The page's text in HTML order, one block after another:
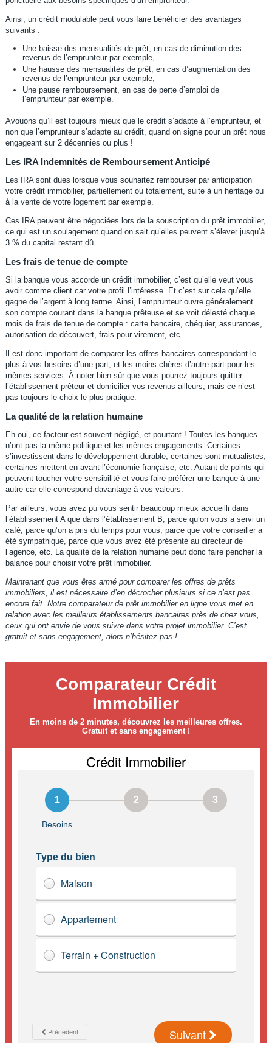
Ainsi, un crédit modulable peut vous faire bénéficier des avantages
suivants :
Une baisse des mensualités de prêt, en cas de diminution des
revenus de l’emprunteur par exemple,
Une hausse des mensualités de prêt, en cas d’augmentation des
revenus de l’emprunteur par exemple,
Une pause remboursement, en cas de perte d’emploi de
l’emprunteur par exemple.
Avouons qu’il est toujours mieux que le crédit s’adapte à l’emprunteur, et
non que l’emprunteur s’adapte au crédit, quand on signe pour un prêt nous
engageant sur 2 décennies ou plus !
Les IRA Indemnités de Remboursement Anticipé
Les IRA sont dues lorsque vous souhaitez rembourser par anticipation
votre crédit immobilier, partiellement ou totalement, suite à un héritage ou
à la vente de votre logement par exemple.
Ces IRA peuvent être négociées lors de la souscription du prêt immobilier,
ce qui est un soulagement quand on sait qu’elles peuvent s’élever jusqu’à
3 % du capital restant dû.
Les frais de tenue de compte
Si la banque vous accorde un crédit immobilier, c’est qu’elle veut vous
avoir comme client car votre profil l’intéresse. Et c’est sur cela qu’elle
gagne de l’argent à long terme. Ainsi, l’emprunteur ouvre généralement
son compte courant dans la banque prêteuse et se voit délesté chaque
mois de frais de tenue de compte : carte bancaire, chéquier, assurances,
autorisation de découvert, frais pour virement, etc.
Il est donc important de comparer les offres bancaires correspondant le
plus à vos besoins d’une part, et les moins chères d’autre part pour les
mêmes services. À noter bien sûr que vous pourrez toujours quitter
l’établissement prêteur et domicilier vos revenus ailleurs, mais ce n’est
pas toujours le choix le plus pratique.
La qualité de la relation humaine
Eh oui, ce facteur est souvent négligé, et pourtant ! Toutes les banques
n’ont pas la même politique et les mêmes engagements. Certaines
s’investissent dans le développement durable, certaines sont mutualistes,
certaines mettent en avant l’économie française, etc. Autant de points qui
peuvent toucher votre sensibilité et vous faire préférer une banque à une
autre car elle correspond davantage à vos valeurs.
Par ailleurs, vous avez pu vous sentir beaucoup mieux accueilli dans
l’établissement A que dans l’établissement B, parce qu’on vous a servi un
café, parce qu’on a pris du temps pour vous, parce que votre conseiller a
été sympathique, parce que vous avez été présenté au directeur de
l’agence, etc. La qualité de la relation humaine peut donc faire pencher la
balance pour choisir votre prêt immobilier.
Maintenant que vous êtes armé pour comparer les offres de prêts
immobiliers, il est nécessaire d’en décrocher plusieurs si ce n’est pas
encore fait. Notre comparateur de prêt immobilier en ligne vous met en
relation avec les meilleurs établissements bancaires près de chez vous,
ceux qui ont envie de vous suivre dans votre projet immobilier. C’est
gratuit et sans engagement, alors n’hésitez pas !
Comparateur Crédit
Immobilier
En moins de 2 minutes, découvrez les meilleures offres.
Gratuit et sans engagement !